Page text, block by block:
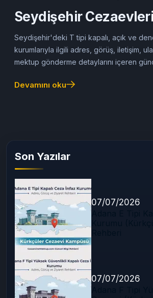
Seydişehir Cezaevleri
Seydişehir'deki T tipi kapalı, açık ve
kurumlarıyla ilgili adres, görüş, iletişim,
mektup gönderme detaylarını içeren
Devamını oku
Son Yazılar
07/07/2026
07/07/2026